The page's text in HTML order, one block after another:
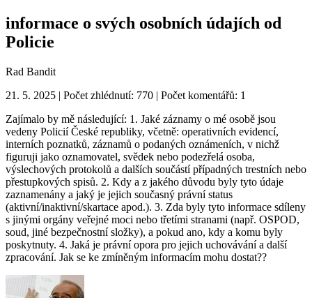
informace o svých osobních údajích od
Policie
Rad Bandit
21. 5. 2025 | Počet zhlédnutí: 770 | Počet komentářů: 1
Zajímalo by mě následující: 1. Jaké záznamy o mé osobě jsou
vedeny Policií České republiky, včetně: operativních evidencí,
interních poznatků, záznamů o podaných oznámeních, v nichž
figuruji jako oznamovatel, svědek nebo podezřelá osoba,
výslechových protokolů a dalších součástí případných trestních nebo
přestupkových spisů. 2. Kdy a z jakého důvodu byly tyto údaje
zaznamenány a jaký je jejich současný právní status
(aktivní/inaktivní/skartace apod.). 3. Zda byly tyto informace sdíleny
s jinými orgány veřejné moci nebo třetími stranami (např. OSPOD,
soud, jiné bezpečnostní složky), a pokud ano, kdy a komu byly
poskytnuty. 4. Jaká je právní opora pro jejich uchovávání a další
zpracování. Jak se ke zmíněným informacím mohu dostat??